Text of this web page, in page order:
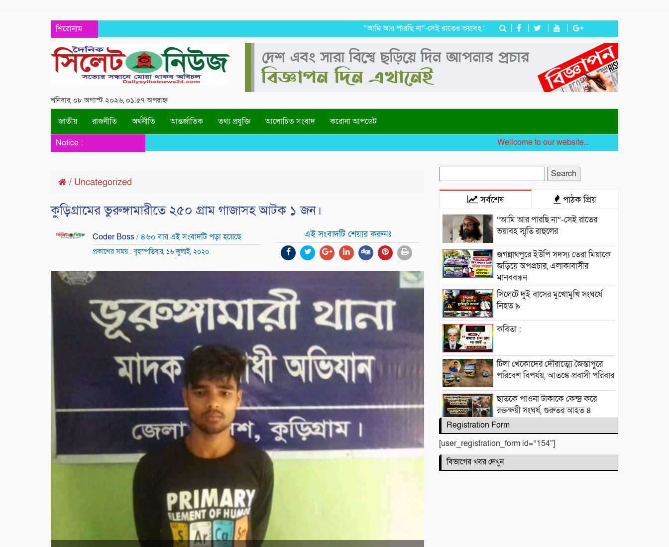
শিরোনাম “আমি আর পারছি না”-সেই রাতের ভয়াবহ স্মৃতি রাহুলের জগন্নাথপুরে ইউপি সদস্য তেরা মিয়াকে জড়িয়ে
শনিবার, ০৮ অগাস্ট ২০২৬, ০১:৫৭ অপরাহ্ন
জাতীয় রাজনীতি অর্থনীতি আন্তর্জাতিক তথ্য প্রযুক্তি আলোচিত সংবাদ
করোনা আপডেট
Notice :
Wellcome to our website...
/ Uncategorized
কুড়িগ্রামের ভুরুঙ্গামারীতে ২৫০ গ্রাম গাজাসহ আটক ১ জন।
Coder Boss/ ৪৬০ বার এই সংবাদটি পড়া হয়েছে
প্রকাশের সময় : বৃহস্পতিবার, ১৬ জুলাই, ২০২০
এই সংবাদটি শেয়ার করুনঃ
for:
সর্বশেষ পাঠক প্রিয়
“আমি আর পারছি না”-সেই রাতের
ভয়াবহ স্মৃতি রাহুলের
জগন্নাথপুরে ইউপি সদস্য তেরা মিয়াকে
জড়িয়ে অপপ্রচার, এলাকাবাসীর
মানববন্ধন
সিলেটে দুই বাসের মুখোমুখি সংঘর্ষে
নিহত ৯
কবিতা :
টিলা খেকোদের দৌরাত্ম্যে জৈন্তাপুরে
পরিবেশ বিপর্যয়, আতঙ্কে প্রবাসী পরিবার
‎​ছাতকে পাওনা টাকাকে কেন্দ্র করে
রক্তক্ষয়ী সংঘর্ষ, গুরুতর আহত ৪
মনু সেচ প্রকল্পের জলাবদ্ধতা নিয়ে
কৃষকদের প্রতিবাদ
জগন্নাথপুরে নৌকা ডুবিতে নিহত
Registration Form
[user_registration_form id=”154″]
বিভাগের খবর দেখুন